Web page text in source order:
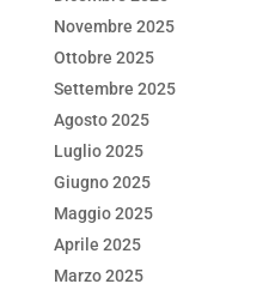
Novembre 2025
Ottobre 2025
Settembre 2025
Agosto 2025
Luglio 2025
Giugno 2025
Maggio 2025
Aprile 2025
Marzo 2025